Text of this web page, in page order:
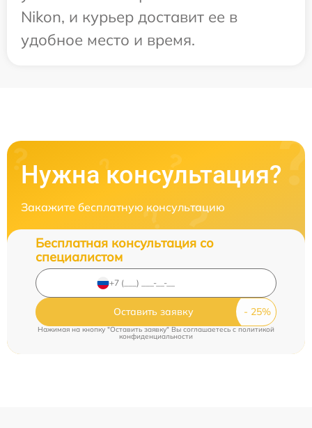
Nikon, и курьер доставит ее в
удобное место и время.
Нужна консультация?
Закажите бесплатную консультацию
Бесплатная консультация со
специалистом
Оставить заявку
Нажимая на кнопку "Оставить заявку" Вы соглашаетесь cполитикой
конфиденциальности